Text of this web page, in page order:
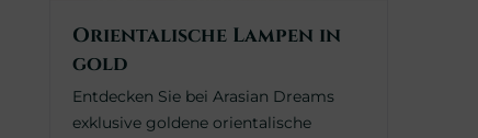
Orientalische Lampen in
gold
Entdecken Sie bei Arasian Dreams
exklusive goldene orientalische